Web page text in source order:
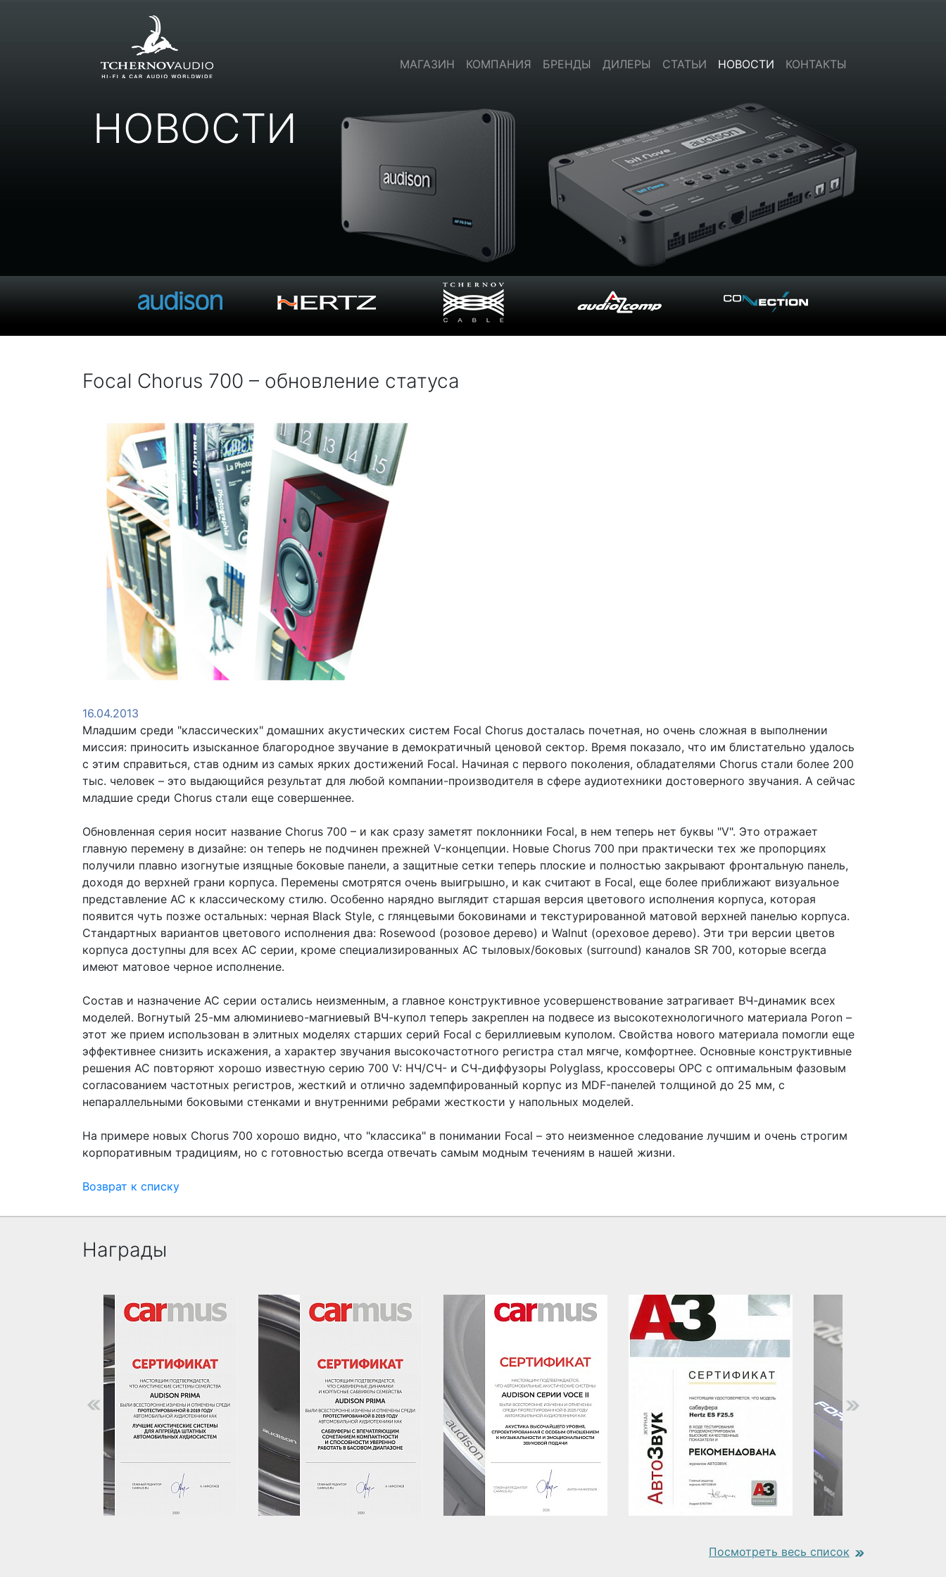
МАГАЗИН КОМПАНИЯ БРЕНДЫ ДИЛЕРЫ СТАТЬИ НОВОСТИ КОНТАКТЫ
НОВОСТИ
Focal Chorus 700 – обновление статуса
16.04.2013
Младшим среди "классических" домашних акустических систем Focal Chorus досталась почетная, но очень сложная в выполнении
миссия: приносить изысканное благородное звучание в демократичный ценовой сектор. Время показало, что им блистательно удалось
с этим справиться, став одним из самых ярких достижений Focal. Начиная с первого поколения, обладателями Chorus стали более 200
тыс. человек – это выдающийся результат для любой компании-производителя в сфере аудиотехники достоверного звучания. А сейчас
младшие среди Chorus стали еще совершеннее.
Обновленная серия носит название Chorus 700 – и как сразу заметят поклонники Focal, в нем теперь нет буквы "V". Это отражает
главную перемену в дизайне: он теперь не подчинен прежней V-концепции. Новые Chorus 700 при практически тех же пропорциях
получили плавно изогнутые изящные боковые панели, а защитные сетки теперь плоские и полностью закрывают фронтальную панель,
доходя до верхней грани корпуса. Перемены смотрятся очень выигрышно, и как считают в Focal, еще более приближают визуальное
представление АС к классическому стилю. Особенно нарядно выглядит старшая версия цветового исполнения корпуса, которая
появится чуть позже остальных: черная Black Style, с глянцевыми боковинами и текстурированной матовой верхней панелью корпуса.
Стандартных вариантов цветового исполнения два: Rosewood (розовое дерево) и Walnut (ореховое дерево). Эти три версии цветов
корпуса доступны для всех АС серии, кроме специализированных АС тыловых/боковых (surround) каналов SR 700, которые всегда
имеют матовое черное исполнение.
Состав и назначение АС серии остались неизменным, а главное конструктивное усовершенствование затрагивает ВЧ-динамик всех
моделей. Вогнутый 25-мм алюминиево-магниевый ВЧ-купол теперь закреплен на подвесе из высокотехнологичного материала Poron –
этот же прием использован в элитных моделях старших серий Focal с бериллиевым куполом. Свойства нового материала помогли еще
эффективнее снизить искажения, а характер звучания высокочастотного регистра стал мягче, комфортнее. Основные конструктивные
решения АС повторяют хорошо известную серию 700 V: НЧ/СЧ- и СЧ-диффузоры Polyglass, кроссоверы OPC с оптимальным фазовым
согласованием частотных регистров, жесткий и отлично задемпфированный корпус из MDF-панелей толщиной до 25 мм, с
непараллельными боковыми стенками и внутренними ребрами жесткости у напольных моделей.
На примере новых Chorus 700 хорошо видно, что "классика" в понимании Focal – это неизменное следование лучшим и очень строгим
корпоративным традициям, но с готовностью всегда отвечать самым модным течениям в нашей жизни.
Возврат к списку
Награды
Посмотреть весь список